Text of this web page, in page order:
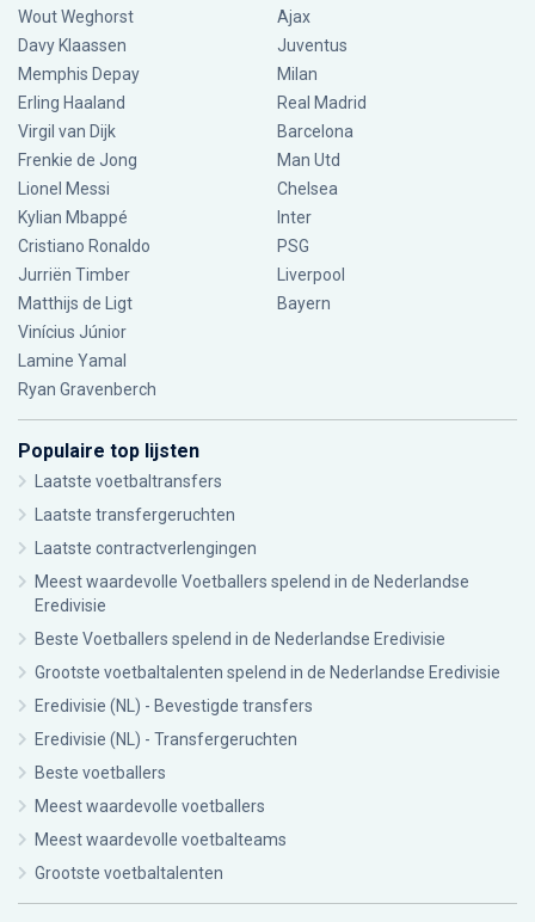
Wout Weghorst
Davy Klaassen
Memphis Depay
Erling Haaland
Virgil van Dijk
Frenkie de Jong
Lionel Messi
Kylian Mbappé
Cristiano Ronaldo
Jurriën Timber
Matthijs de Ligt
Vinícius Júnior
Lamine Yamal
Ryan Gravenberch
Ajax
Juventus
Milan
Real Madrid
Barcelona
Man Utd
Chelsea
Inter
PSG
Liverpool
Bayern
Populaire top lijsten
Laatste voetbaltransfers
Laatste transfergeruchten
Laatste contractverlengingen
Meest waardevolle Voetballers spelend in de Nederlandse
Eredivisie
Beste Voetballers spelend in de Nederlandse Eredivisie
Grootste voetbaltalenten spelend in de Nederlandse Eredivisie
Eredivisie (NL) - Bevestigde transfers
Eredivisie (NL) - Transfergeruchten
Beste voetballers
Meest waardevolle voetballers
Meest waardevolle voetbalteams
Grootste voetbaltalenten